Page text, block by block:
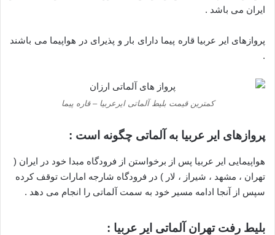
ایران می باشد .
پروازهای ایر عربیا قاره پیما دارای بار و پذیرای در هواپیما می باشند
.
کمترین قیمت بلیط آلماتی ایرعربیا – قاره پیما
پروازهای ایر عربیا به آلماتی چگونه است :
هواپیمایی ایر عربیا پس از برخواستن از فرودگاه مبدا خود در ایران (
تهران ، مشهد ، شیراز ، لار ) در فرودگاه شارجه امارات توقف کرده
سپس از آنجا ادامه مسیر خود به سمت آلماتی را انجام می دهد .
بلیط رفت تهران آلماتی ایر عربیا :